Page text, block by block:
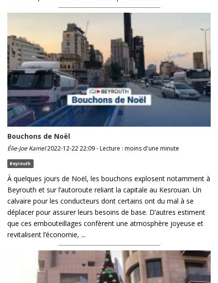
Bouchons de Noël
Élie-Joe Kamel2022-12-22 22:09 - Lecture : moins d'une minute
Beyrouth
À quelques jours de Noël, les bouchons explosent notamment à
Beyrouth et sur l’autoroute reliant la capitale au Kesrouan. Un
calvaire pour les conducteurs dont certains ont du mal à se
déplacer pour assurer leurs besoins de base. D’autres estiment
que ces embouteillages confèrent une atmosphère joyeuse et
revitalisent l’économie, ...